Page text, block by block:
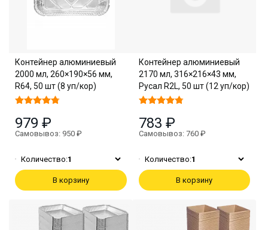
Контейнер алюминиевый
2000 мл, 260×190×56 мм,
R64, 50 шт (8 уп/кор)
979 ₽
Самовывоз: 950 ₽
Количество:1
В корзину
Контейнер алюминиевый
2170 мл, 316×216×43 мм,
Русал R2L, 50 шт (12 уп/кор)
783 ₽
Самовывоз: 760 ₽
Количество:1
В корзину